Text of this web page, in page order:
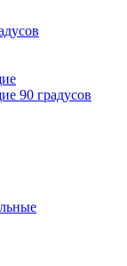
90 градусов